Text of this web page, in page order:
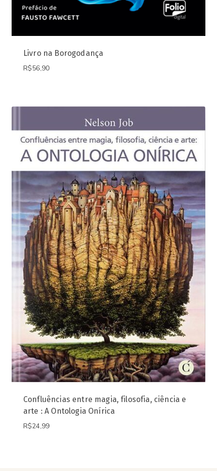
Livro na Borogodança
R$56,90
Confluências entre magia, filosofia, ciência e
arte : A Ontologia Onírica
R$24,99